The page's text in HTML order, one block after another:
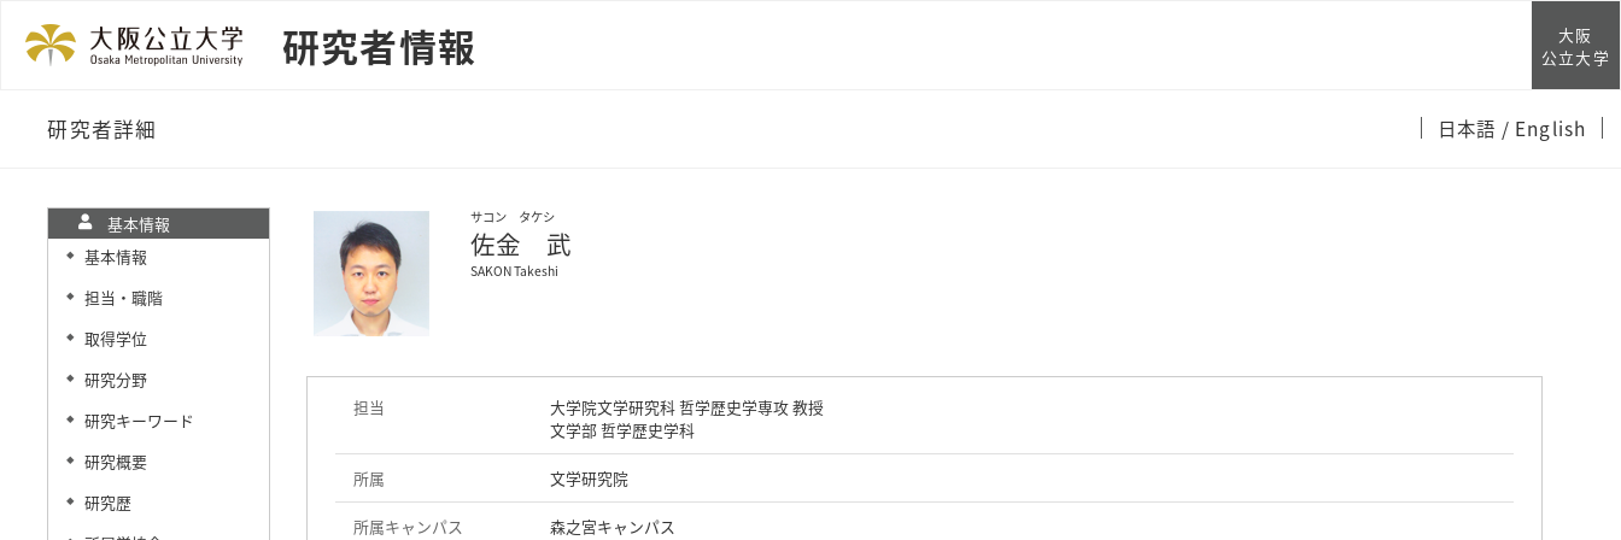
研究者情報
大阪
公立大学
研究者詳細 日本語 / English
基本情報
◆ 基本情報
◆ 担当・職階
◆ 取得学位
◆ 研究分野
◆ 研究キーワード
◆ 研究概要
◆ 研究歴
サコン タケシ
佐金 武
SAKON Takeshi
担当
大学院文学研究科 哲学歴史学専攻 教授
文学部 哲学歴史学科
所属 文学研究院
所属キャンパス 森之宮キャンパス